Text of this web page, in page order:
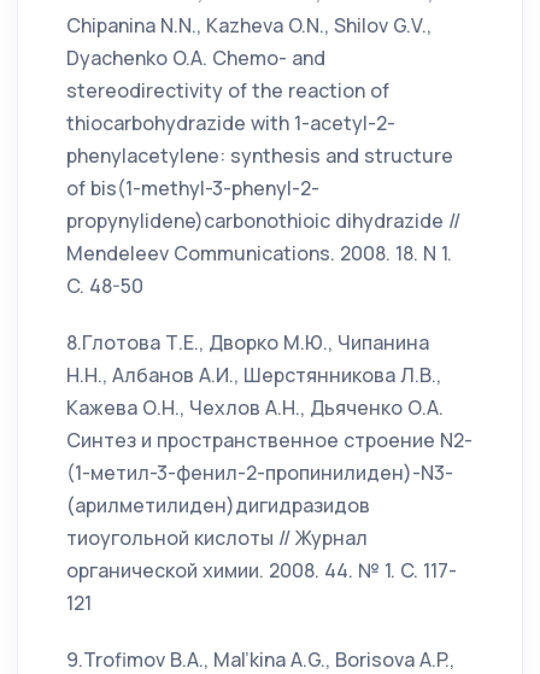
Chipanina N.N., Kazheva O.N., Shilov G.V.,
Dyachenko O.A. Chemo- and
stereodirectivity of the reaction of
thiocarbohydrazide with 1-acetyl-2-
phenylacetylene: synthesis and structure
of bis(1-methyl-3-phenyl-2-
propynylidene)carbonothioic dihydrazide //
Mendeleev Communications. 2008. 18. N 1.
C. 48-50
8.Глотова Т.Е., Дворко М.Ю., Чипанина
Н.Н., Албанов А.И., Шерстянникова Л.В.,
Кажева О.Н., Чехлов А.Н., Дьяченко О.А.
Синтез и пространственное строение N2-
(1-метил-3-фенил-2-пропинилиден)-N3-
(арилметилиден)дигидразидов
тиоугольной кислоты // Журнал
органической химии. 2008. 44. № 1. C. 117-
121
9.Trofimov B.A., Mal’kina A.G., Borisova A.P.,